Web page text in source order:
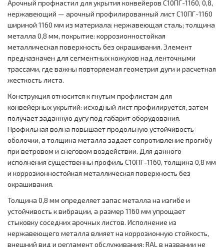
Арочный профнастил для укрытия конвейеров С10ПГ-1160, 0,8,
нержавеющий — арочный профилированный лист С10ПГ-1160
шириной 1160 мм из материала: нержавеющая сталь; толщина
металла 0,8 мм, покрытие: коррозионностойкая
металлическая поверхность без окрашивания. Элемент
предназначен для сегментных кожухов над ленточными
трассами, где важны повторяемая геометрия дуги и расчетная
жесткость листа.
Конструкция относится к гнутым профлистам для
конвейерных укрытий: исходный лист профилируется, затем
получает заданную дугу под габарит оборудования.
Профильная волна повышает продольную устойчивость
оболочки, а толщина металла задает сопротивление прогибу
при ветровом и снеговом воздействии. Для данного
исполнения существенны профиль С10ПГ-1160, толщина 0,8 мм
и коррозионностойкая металлическая поверхность без
окрашивания.
Толщина 0,8 мм определяет запас металла на изгибе и
устойчивость к вибрации, а размер 1160 мм упрощает
стыковку соседних арочных листов. Исполнение из
нержавеющего металла влияет на коррозионную стойкость,
внешний вид и регламент обслуживания; RAL в названии не